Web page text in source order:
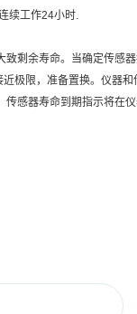
续工作24小时.
剩余寿命。当确定传感
极限，准备置换。仪器
感器寿命到期指示将在